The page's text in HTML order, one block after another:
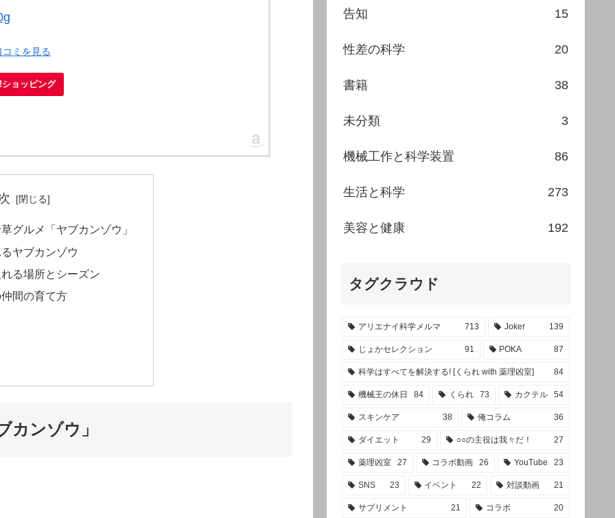
ミを見る
ョッピング
グルメ「ヤブカンゾウ」
ヤブカンゾウ
る場所とシーズン
間の育て方
カンゾウ」
告知 15
性差の科学 20
書籍 38
未分類 3
機械工作と科学装置 86
生活と科学 273
美容と健康 192
タグクラウド
アリエナイ科学メルマ 713 Joker 139
じょかセレクション 91 POKA 87
科学はすべてを解決する! [くられ with 薬理凶室] 84
機械王の休日 84 くられ 73 カクテル 54
スキンケア 38 俺コラム 36
ダイエット 29 ○○の主役は我々だ！ 27
薬理凶室 27 コラボ動画 26 YouTube 23
SNS 23 イベント 22 対談動画 21
サプリメント 21 コラボ 20